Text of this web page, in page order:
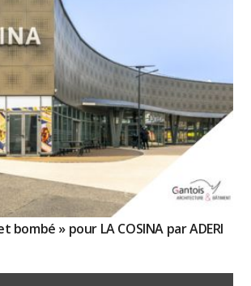
bombé » pour LA COSINA par ADERI